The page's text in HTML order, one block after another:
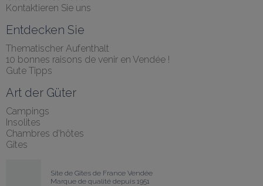
Kontaktieren Sie uns
Entdecken Sie
Thematischer Aufenthalt
10 bonnes raisons de venir en Vendée !
Gute Tipps
Art der Güter
Campings
Insolites
Chambres d'hôtes
Gîtes
Site de Gîtes de France Vendée
Marque de qualité depuis 1951